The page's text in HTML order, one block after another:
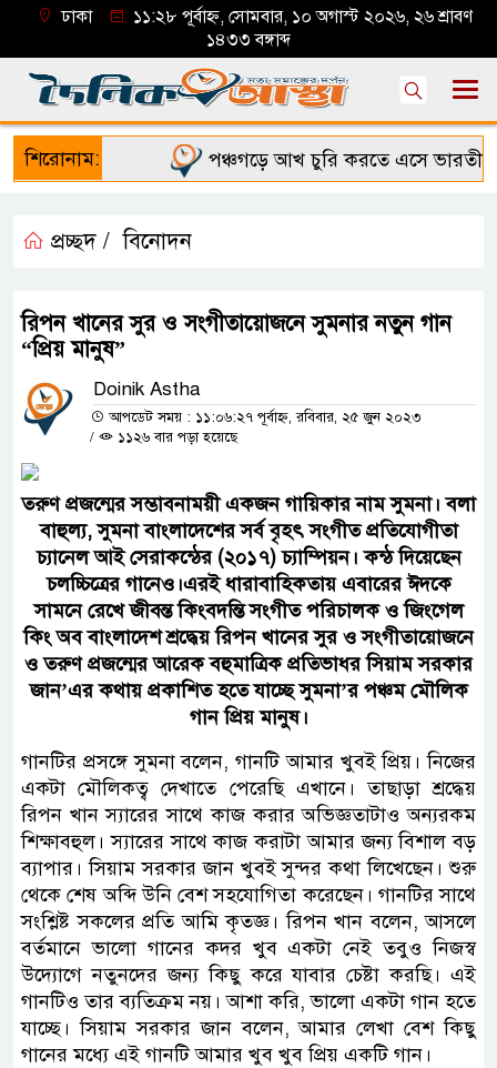
ঢাকা
১১:২৮ পূর্বাহ্ন, সোমবার, ১০ অগাস্ট ২০২৬, ২৬ শ্রাবণ
১৪৩৩ বঙ্গাব্দ
শিরোনাম: পঞ্চগড়ে আখ চুরি করতে এসে ভারতীয়
প্রচ্ছদ / বিনোদন
রিপন খানের সুর ও সংগীতায়োজনে সুমনার নতুন গান
“প্রিয় মানুষ”
Doinik Astha
আপডেট সময় : ১১:০৬:২৭ পূর্বাহ্ন, রবিবার, ২৫ জুন ২০২৩
/
১১২৬ বার পড়া হয়েছে
তরুণ প্রজন্মের সম্ভাবনাময়ী একজন গায়িকার নাম সুমনা। বলা
বাহুল্য, সুমনা বাংলাদেশের সর্ব বৃহৎ সংগীত প্রতিযোগীতা
চ্যানেল আই সেরাকন্ঠের (২০১৭) চ্যাম্পিয়ন। কন্ঠ দিয়েছেন
চলচ্চিত্রের গানেও।এরই ধারাবাহিকতায় এবারের ঈদকে
সামনে রেখে জীবন্ত কিংবদন্তি সংগীত পরিচালক ও জিংগেল
কিং অব বাংলাদেশ শ্রদ্ধেয় রিপন খানের সুর ও সংগীতায়োজনে
ও তরুণ প্রজন্মের আরেক বহুমাত্রিক প্রতিভাধর সিয়াম সরকার
জান’এর কথায় প্রকাশিত হতে যাচ্ছে সুমনা’র পঞ্চম মৌলিক
গান প্রিয় মানুষ।
গানটির প্রসঙ্গে সুমনা বলেন, গানটি আমার খুবই প্রিয়। নিজের
একটা মৌলিকত্ব দেখাতে পেরেছি এখানে। তাছাড়া শ্রদ্ধেয়
রিপন খান স্যারের সাথে কাজ করার অভিজ্ঞতাটাও অন্যরকম
শিক্ষাবহুল। স্যারের সাথে কাজ করাটা আমার জন্য বিশাল বড়
ব্যাপার। সিয়াম সরকার জান খুবই সুন্দর কথা লিখেছেন। শুরু
থেকে শেষ অব্দি উনি বেশ সহযোগিতা করেছেন। গানটির সাথে
সংশ্লিষ্ট সকলের প্রতি আমি কৃতজ্ঞ। রিপন খান বলেন, আসলে
বর্তমানে ভালো গানের কদর খুব একটা নেই তবুও নিজস্ব
উদ্যোগে নতুনদের জন্য কিছু করে যাবার চেষ্টা করছি। এই
গানটিও তার ব্যতিক্রম নয়। আশা করি, ভালো একটা গান হতে
যাচ্ছে। সিয়াম সরকার জান বলেন, আমার লেখা বেশ কিছু
গানের মধ্যে এই গানটি আমার খুব খুব প্রিয় একটি গান।